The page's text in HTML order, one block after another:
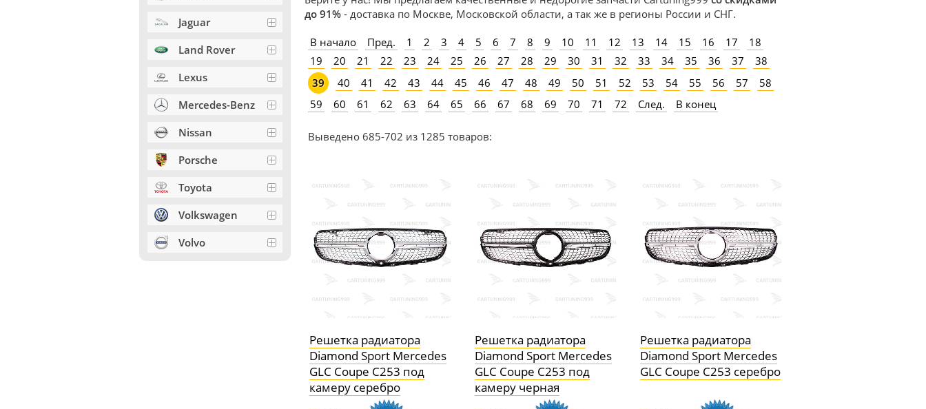
до 91% - доставка по Москве, Московской области, а так же в регионы России и СНГ.
В начало Пред. 1 2 3 4 5 6 7 8 9 10 11 12 13 14 15 16 17
18
19
20 21 22 23 24 25 26 27 28 29 30 31 32 33 34 35 36 37
38
39
40 41 42 43 44 45 46 47 48 49 50 51 52 53 54 55 56 57
58
59
60 61 62 63 64 65 66 67 68 69 70 71 72 След. В конец
Выведено 685-702 из 1285 товаров:
Решетка радиатора
Diamond Sport Mercedes
GLC Coupe C253 под
камеру серебро
Решетка радиатора
Diamond Sport Mercedes
GLC Coupe C253 под
камеру черная
Решетка радиатора
Diamond Sport Mercedes
GLC Coupe C253 серебро
Jaguar
Land Rover
Lexus
Mercedes-Benz
Nissan
Porsche
Toyota
Volkswagen
Volvo